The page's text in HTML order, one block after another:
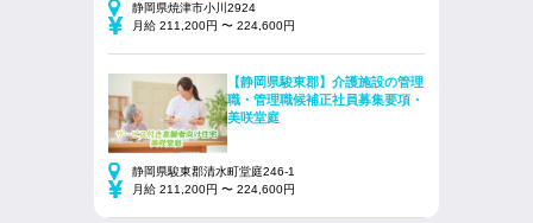
静岡県焼津市小川2924
月給 211,200円 〜 224,600円
【静岡県駿東郡】介護施設の管理
職・管理職候補正社員募集要項・
美咲堂庭
静岡県駿東郡清水町堂庭246-1
月給 211,200円 〜 224,600円